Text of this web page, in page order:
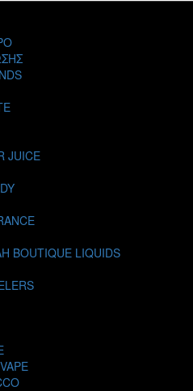
JUICE
BOUTIQUE LIQUIDS